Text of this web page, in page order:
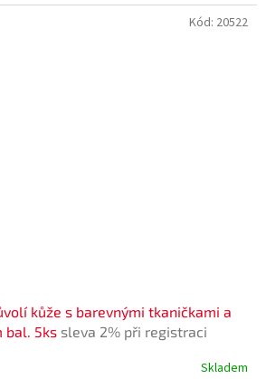
kůže s barevnými tkaničkami a
bal. 5ks sleva 2% při registraci
Skladem
Kód: 20522